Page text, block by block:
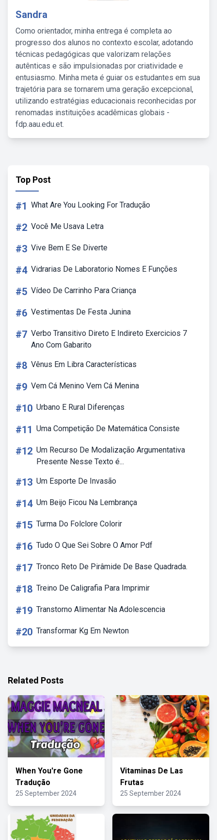
Sandra
Como orientador, minha entrega é completa ao
progresso dos alunos no contexto escolar, adotando
técnicas pedagógicas que valorizam relações
autênticas e são impulsionadas por criatividade e
entusiasmo. Minha meta é guiar os estudantes em sua
trajetória para se tornarem uma geração excepcional,
utilizando estratégias educacionais reconhecidas por
renomadas instituições acadêmicas globais -
fdp.aau.edu.et.
Top Post
#1 What Are You Looking For Tradução
#2 Você Me Usava Letra
#3 Vive Bem E Se Diverte
#4 Vidrarias De Laboratorio Nomes E Funções
#5 Vídeo De Carrinho Para Criança
#6 Vestimentas De Festa Junina
#7 Verbo Transitivo Direto E Indireto Exercicios 7
Ano Com Gabarito
#8 Vênus Em Libra Características
#9 Vem Cá Menino Vem Cá Menina
#10 Urbano E Rural Diferenças
#11 Uma Competição De Matemática Consiste
#12 Um Recurso De Modalização Argumentativa
Presente Nesse Texto é...
#13 Um Esporte De Invasão
#14 Um Beijo Ficou Na Lembrança
#15 Turma Do Folclore Colorir
#16 Tudo O Que Sei Sobre O Amor Pdf
#17 Tronco Reto De Pirâmide De Base Quadrada.
#18 Treino De Caligrafia Para Imprimir
#19 Transtorno Alimentar Na Adolescencia
#20 Transformar Kg Em Newton
Related Posts
When You're Gone
Tradução
25 September 2024
Vitaminas De Las
Frutas
25 September 2024